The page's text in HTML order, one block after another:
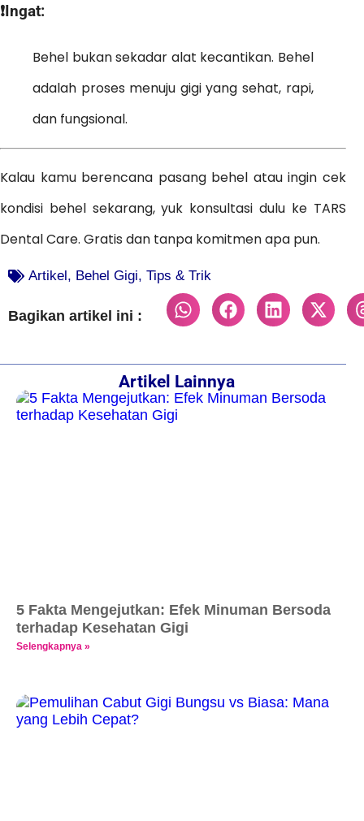
❗Ingat:
Behel bukan sekadar alat kecantikan. Behel
adalah proses menuju gigi yang sehat, rapi,
dan fungsional.
Kalau kamu berencana pasang behel atau ingin cek
kondisi behel sekarang, yuk konsultasi dulu ke TARS
Dental Care. Gratis dan tanpa komitmen apa pun.
Artikel, Behel Gigi, Tips & Trik
Bagikan artikel ini :
Artikel Lainnya
5 Fakta Mengejutkan: Efek Minuman Bersoda
terhadap Kesehatan Gigi
Selengkapnya »